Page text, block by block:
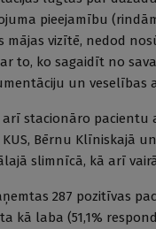
pieejamību
mājas vizītē, nedod
to, ko sagaidīt no
un veselības
arī stacionāro
Bērnu Klīniskajā
slimnīcā, kā arī
287 pozitīvas
kā laba (51,1%